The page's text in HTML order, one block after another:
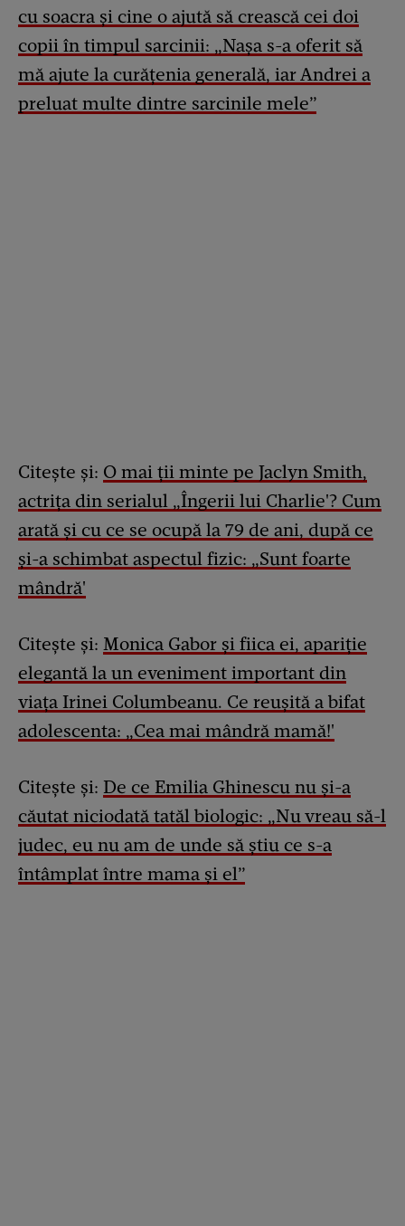
cu soacra și cine o ajută să crească cei doi
copii în timpul sarcinii: „Nașa s-a oferit să
mă ajute la curățenia generală, iar Andrei a
preluat multe dintre sarcinile mele”
Citește și: O mai ții minte pe Jaclyn Smith,
actrița din serialul „Îngerii lui Charlie'? Cum
arată și cu ce se ocupă la 79 de ani, după ce
și-a schimbat aspectul fizic: „Sunt foarte
mândră'
Citește și: Monica Gabor și fiica ei, apariție
elegantă la un eveniment important din
viața Irinei Columbeanu. Ce reușită a bifat
adolescenta: „Cea mai mândră mamă!'
Citește și: De ce Emilia Ghinescu nu și-a
căutat niciodată tatăl biologic: „Nu vreau să-l
judec, eu nu am de unde să știu ce s-a
întâmplat între mama și el”